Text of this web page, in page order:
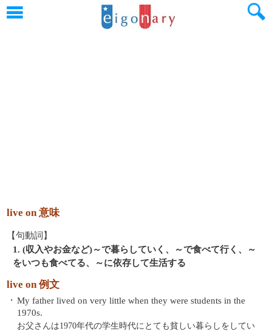
live on 意味
【句動詞】
1. (収入やお金など)～で暮らしていく、～で食べて行く、～
をいつも食べてる、～に依存して生活する
live on 例文
・ My father lived on very little when they were students in the
1970s.
お父さんは1970年代の学生時代にとても貧しい暮らしをしてい